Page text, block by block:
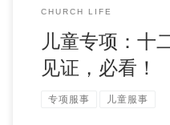
CHURCH LIFE
儿童专项：十
见证，必看！
专项服事 儿童服事